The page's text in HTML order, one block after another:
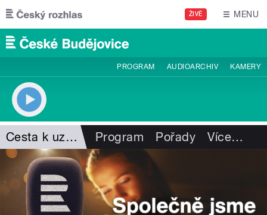
Přejít k hlavnímu obsahu
ŽIVĚ MENU
PROGRAM AUDIOARCHIV KAMERY
Cesta k uzdravení Program Pořady Více…